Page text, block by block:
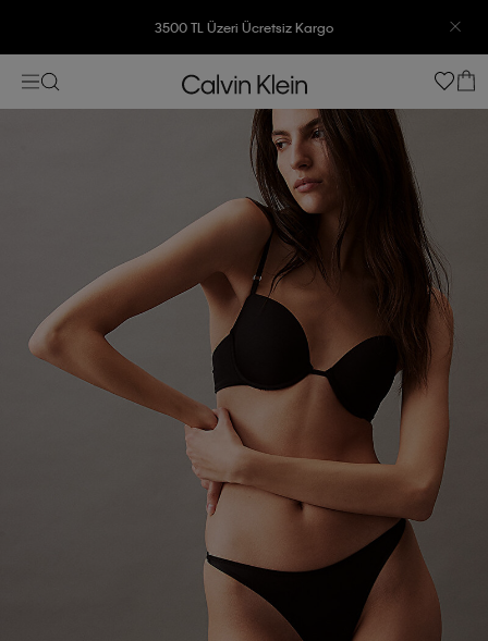
3500 TL Üzeri Ücretsiz Kargo
7500 TL Ve Üzeri Alışverişlerinizde 6 Taksit İmkanı